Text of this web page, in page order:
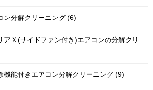
ン分解クリーニング (6)
アＸ(サイドファン付き)エアコンの分解クリ
機能付きエアコン分解クリーニング (9)